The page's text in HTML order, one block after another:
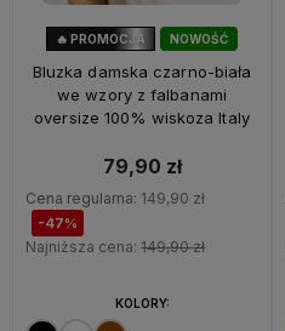
NOWOŚĆ
🔥 PROMOCJA
Bluzka damska czarno-biała
we wzory z falbanami
oversize 100% wiskoza Italy
79,90 zł
Cena regularna: 149,90 zł
-47%
Najniższa cena: 149,90 zł
KOLORY: